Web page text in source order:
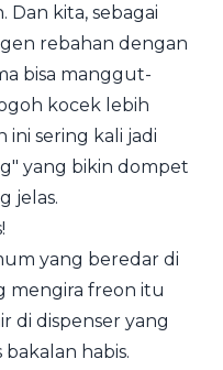
Dan kita, sebagai
rebahan dengan
bisa manggut-
kocek lebih
ini sering kali jadi
yang bikin dompet
jelas.
yang beredar di
mengira freon itu
di dispenser yang
habis.